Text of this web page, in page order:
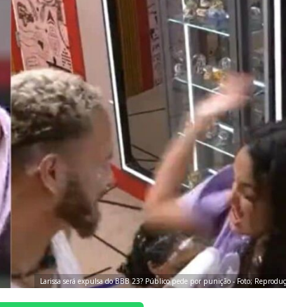
Larissa será expulsa do BBB 23? Público pede por punição - Foto;